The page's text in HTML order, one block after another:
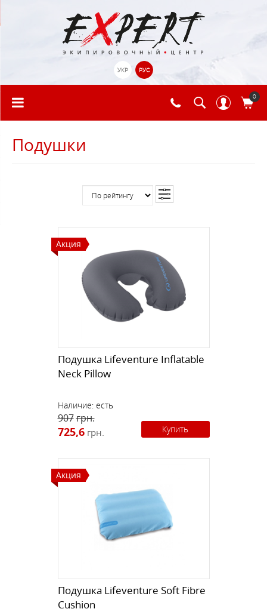
УКР РУС
0
Подушки
Акция
Подушка Lifeventure Inflatable
Neck Pillow
Наличие: есть
907грн.
725,6 грн. Купить
Акция
Подушка Lifeventure Soft Fibre
Cushion